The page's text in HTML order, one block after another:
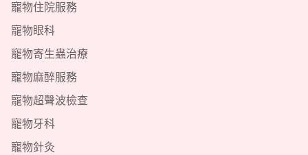
寵物住院服務
寵物眼科
寵物寄生蟲治療
寵物麻醉服務
寵物超聲波檢查
寵物牙科
寵物針灸